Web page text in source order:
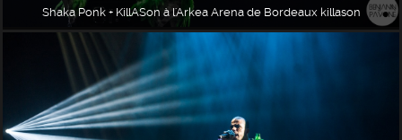
Shaka Ponk + KillASon à l'Arkea Arena de Bordeaux killason